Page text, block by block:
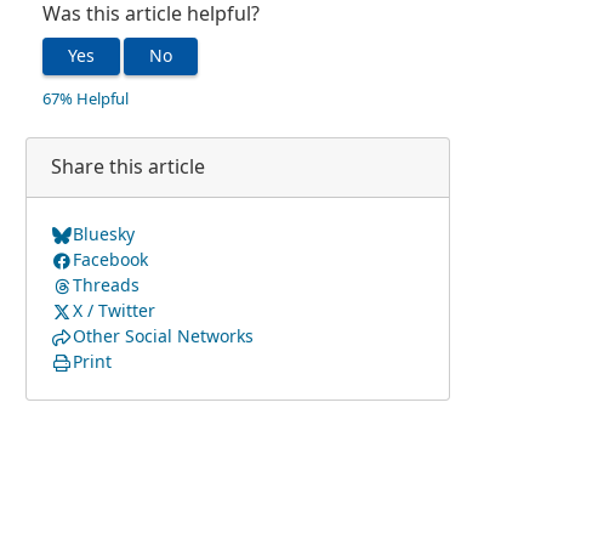
Was this article helpful?
Yes No
67% Helpful
Share this article
Bluesky
Facebook
Threads
X / Twitter
Other Social Networks
Print